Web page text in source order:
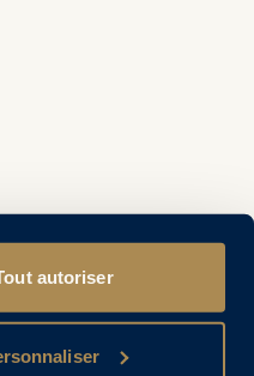
autoriser